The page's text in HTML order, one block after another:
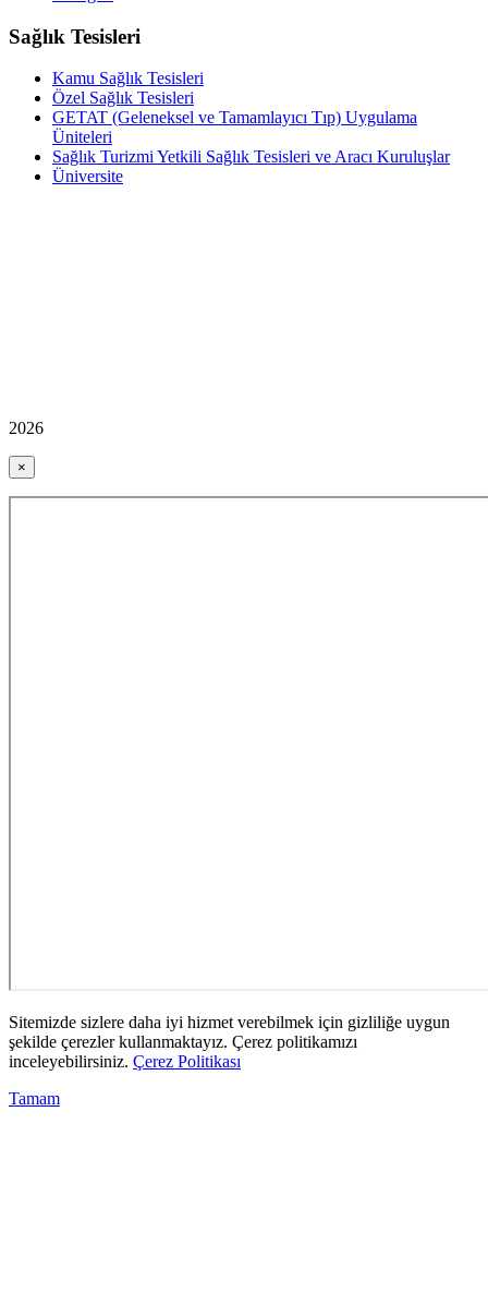
Sağlık Tesisleri
Kamu Sağlık Tesisleri
Özel Sağlık Tesisleri
GETAT (Geleneksel ve Tamamlayıcı Tıp) Uygulama
Üniteleri
Sağlık Turizmi Yetkili Sağlık Tesisleri ve Aracı Kuruluşlar
Üniversite
2026
×
Sitemizde sizlere daha iyi hizmet verebilmek için gizliliğe uygun
şekilde çerezler kullanmaktayız. Çerez politikamızı
inceleyebilirsiniz. Çerez Politikası
Tamam